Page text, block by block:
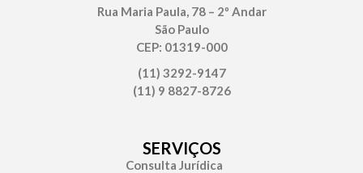
Rua Maria Paula, 78 – 2º Andar
São Paulo
CEP: 01319-000
(11) 3292-9147
(11) 9 8827-8726
SERVIÇOS
Consulta Jurídica